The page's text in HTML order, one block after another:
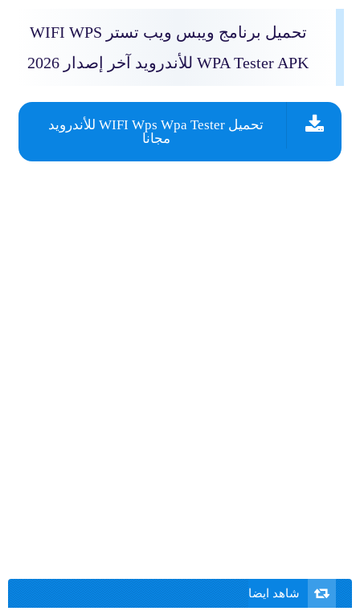
تحميل برنامج ويبس ويب تستر WIFI WPS
WPA Tester APK للأندرويد آخر إصدار 2026
تحميل WIFI Wps Wpa Tester للأندرويد
مجانا
شاهد ايضا